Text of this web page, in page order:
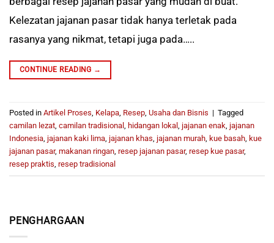
PENGHARGAAN
Kelezatan jajanan pasar tidak hanya terletak pada
rasanya yang nikmat, tetapi juga pada…..
CONTINUE READING →
Posted in Artikel Proses, Kelapa, Resep, Usaha dan Bisnis | Tagged
camilan lezat, camilan tradisional , hidangan lokal , jajanan enak, jajanan
Indonesia, jajanan kaki lima, jajanan khas, jajanan murah, kue basah, kue
jajanan pasar, makanan ringan, resep jajanan pasar, resep kue pasar,
resep praktis, resep tradisional